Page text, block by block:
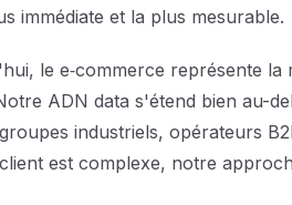
immédiate et la plus mesurable.
le e‑commerce représente la
ADN data s'étend bien au-
industriels, opérateurs
est complexe, notre